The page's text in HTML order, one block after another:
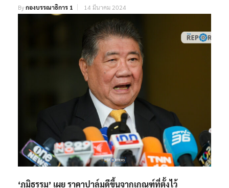
Byกองบรรณาธิการ 1 14 มีนาคม 2024
‘ภูมิธรรม’ เผย ราคาปาล์มดีขึ้นจากเกณฑ์ที่ตั้งไว้